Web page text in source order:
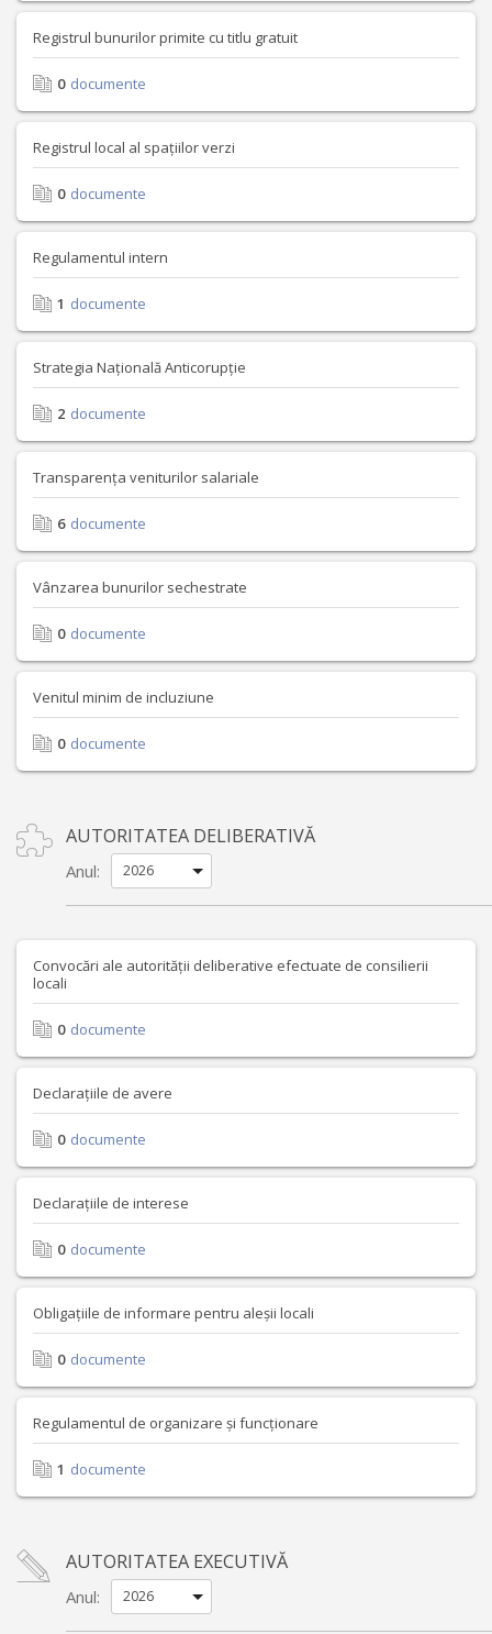
Registrul bunurilor primite cu titlu gratuit
0 documente
Registrul local al spațiilor verzi
0 documente
Regulamentul intern
1 documente
Strategia Națională Anticorupție
2 documente
Transparența veniturilor salariale
6 documente
Vânzarea bunurilor sechestrate
0 documente
Venitul minim de incluziune
0 documente
AUTORITATEA DELIBERATIVĂ
Anul:
Convocări ale autorității deliberative efectuate de consilierii
locali
0 documente
Declarațiile de avere
0 documente
Declarațiile de interese
0 documente
Obligațiile de informare pentru aleșii locali
0 documente
Regulamentul de organizare și funcționare
1 documente
AUTORITATEA EXECUTIVĂ
Anul: